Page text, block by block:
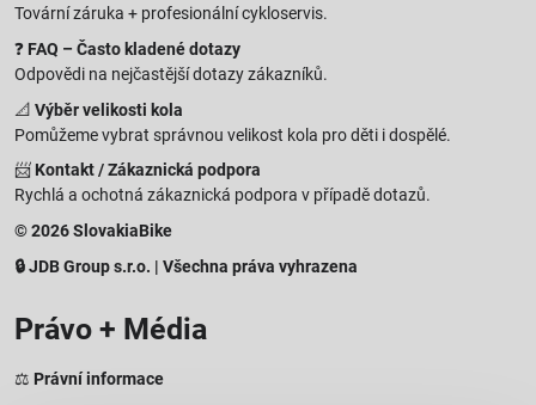
Tovární záruka + profesionální cykloservis.
❓ FAQ – Často kladené dotazy
Odpovědi na nejčastější dotazy zákazníků.
📐 Výběr velikosti kola
Pomůžeme vybrat správnou velikost kola pro děti i dospělé.
📨 Kontakt / Zákaznická podpora
Rychlá a ochotná zákaznická podpora v případě dotazů.
© 2026 SlovakiaBike
🔒 JDB Group s.r.o. | Všechna práva vyhrazena
Právo + Média
⚖️ Právní informace